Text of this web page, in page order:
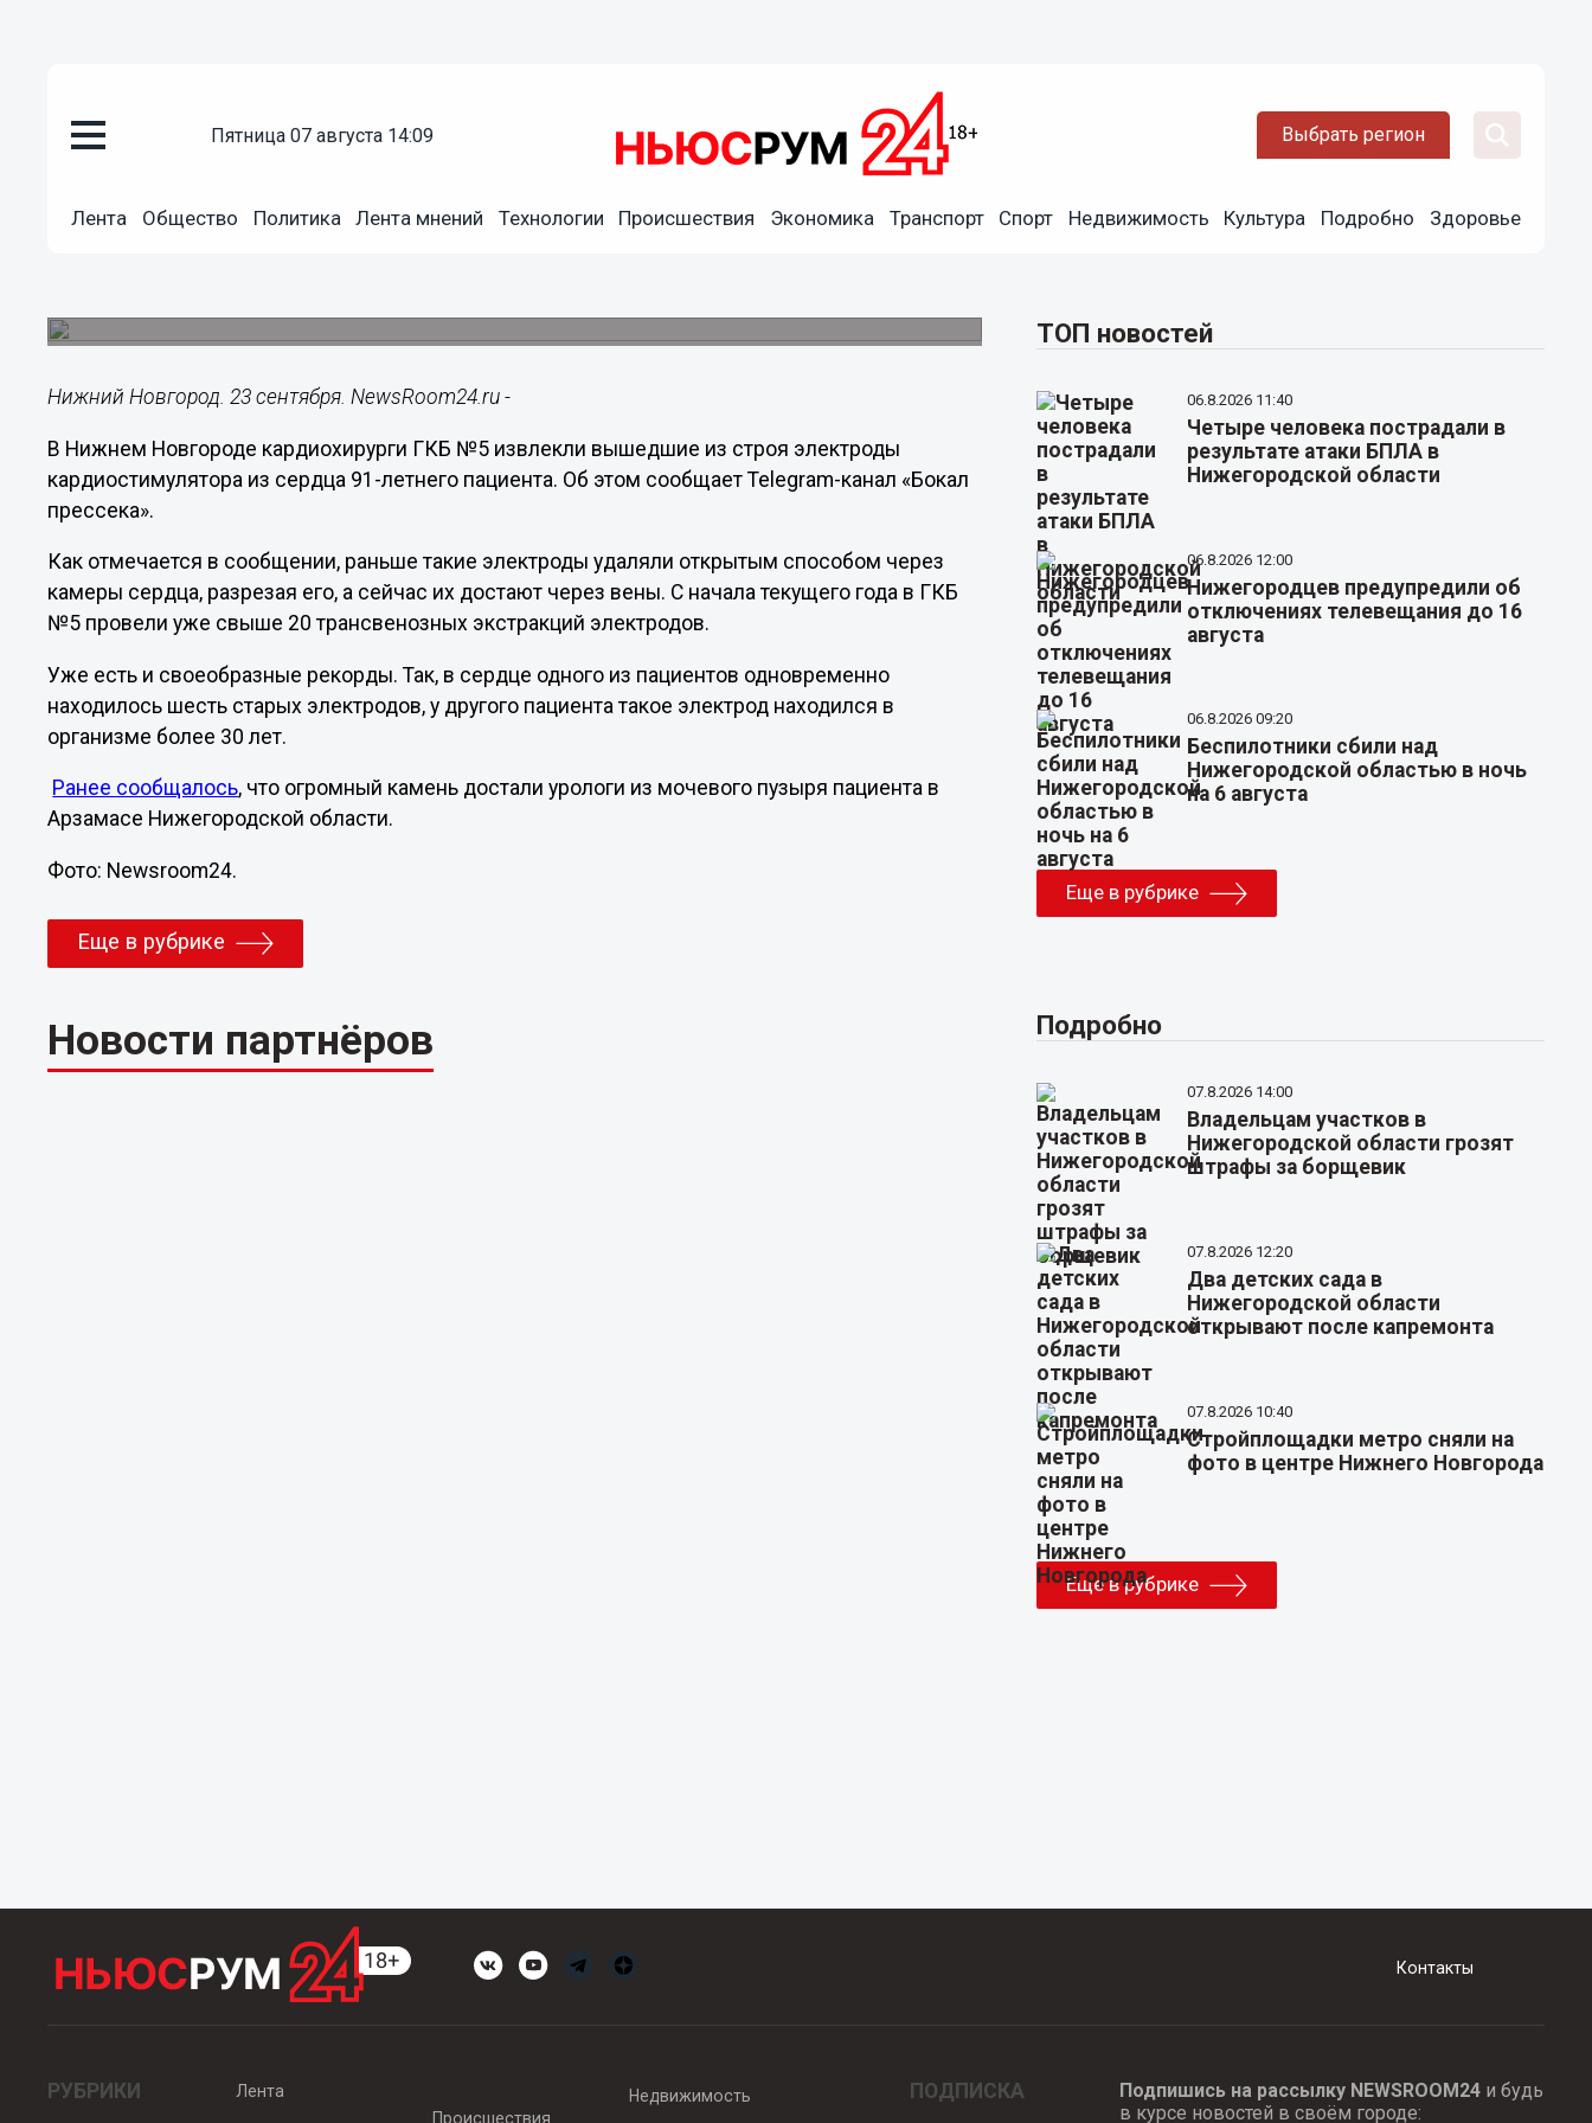
пятница 07 августа 14:09 Выбрать регион
Лента Общество Политика Лента мнений Технологии Происшествия Экономика Транспорт Спорт Недвижимость Культура Подробно Здоровье
Медики извлекли старые электроды из сердца 91-летнего
Нижний Новгород. 23 сентября. NewsRoom24.ru -
В Нижнем Новгороде кардиохирурги ГКБ №5 извлекли вышедшие из строя электроды
кардиостимулятора из сердца 91-летнего пациента. Об этом сообщает Telegram-канал «Бокал
прессека».
Как отмечается в сообщении, раньше такие электроды удаляли открытым способом через
камеры сердца, разрезая его, а сейчас их достают через вены. С начала текущего года в ГКБ
№5 провели уже свыше 20 трансвенозных экстракций электродов.
Уже есть и своеобразные рекорды. Так, в сердце одного из пациентов одновременно
находилось шесть старых электродов, у другого пациента такое электрод находился в
организме более 30 лет.
Ранее сообщалось, что огромный камень достали урологи из мочевого пузыря пациента в
Арзамасе Нижегородской области.
Фото: Newsroom24.
Еще в рубрике
Новости партнёров
ТОП новостей
06.8.2026 11:40
Четыре человека пострадали в
результате атаки БПЛА в
Нижегородской области
06.8.2026 12:00
Нижегородцев предупредили об
отключениях телевещания до 16
августа
06.8.2026 09:20
Беспилотники сбили над
Нижегородской областью в ночь
на 6 августа
Еще в рубрике
Подробно
07.8.2026 14:00
Владельцам участков в
Нижегородской области грозят
штрафы за борщевик
07.8.2026 12:20
Два детских сада в
Нижегородской области
открывают после капремонта
07.8.2026 10:40
Стройплощадки метро сняли на
фото в центре Нижнего Новгорода
Еще в рубрике
Контакты
РУБРИКИ
Лента
Происшествия
Недвижимость ПОДПИСКА Подпишись на рассылку NEWSROOM24и будь
в курсе новостей в своём городе: